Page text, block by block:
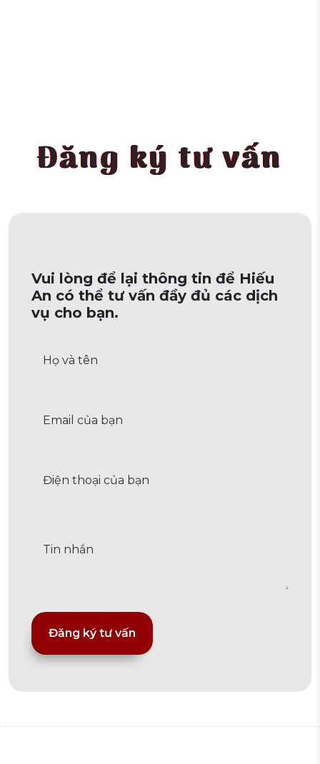
Đăng ký tư vấn
Vui lòng để lại thông tin để Hiếu
An có thể tư vấn đầy đủ các dịch
vụ cho bạn.